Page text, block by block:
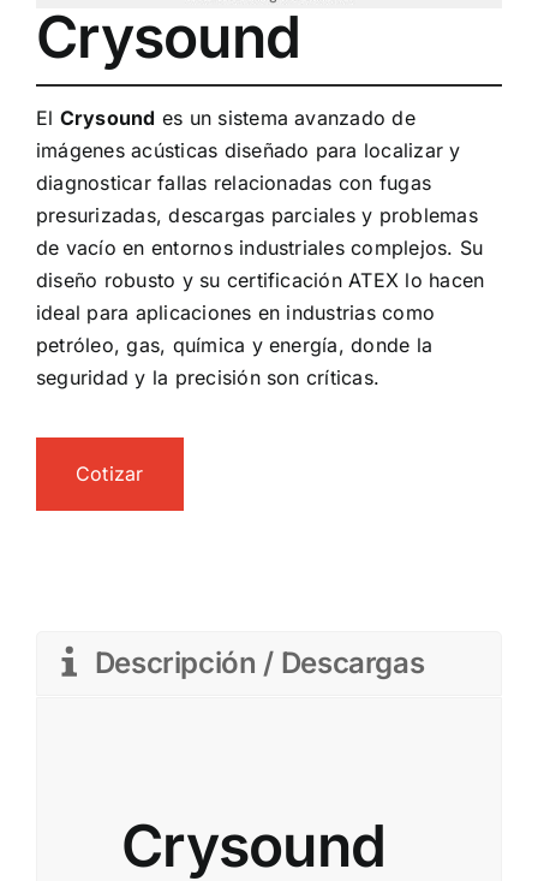
Crysound
El Crysound es un sistema avanzado de
imágenes acústicas diseñado para localizar y
diagnosticar fallas relacionadas con fugas
presurizadas, descargas parciales y problemas
de vacío en entornos industriales complejos. Su
diseño robusto y su certificación ATEX lo hacen
ideal para aplicaciones en industrias como
petróleo, gas, química y energía, donde la
seguridad y la precisión son críticas.
Cotizar
Descripción / Descargas
Crysound